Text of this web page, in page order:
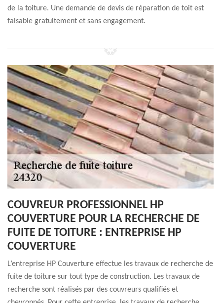
de la toiture. Une demande de devis de réparation de toit est
faisable gratuitement et sans engagement.
COUVREUR PROFESSIONNEL HP
COUVERTURE POUR LA RECHERCHE DE
FUITE DE TOITURE : ENTREPRISE HP
COUVERTURE
L’entreprise HP Couverture effectue les travaux de recherche de
fuite de toiture sur tout type de construction. Les travaux de
recherche sont réalisés par des couvreurs qualifiés et